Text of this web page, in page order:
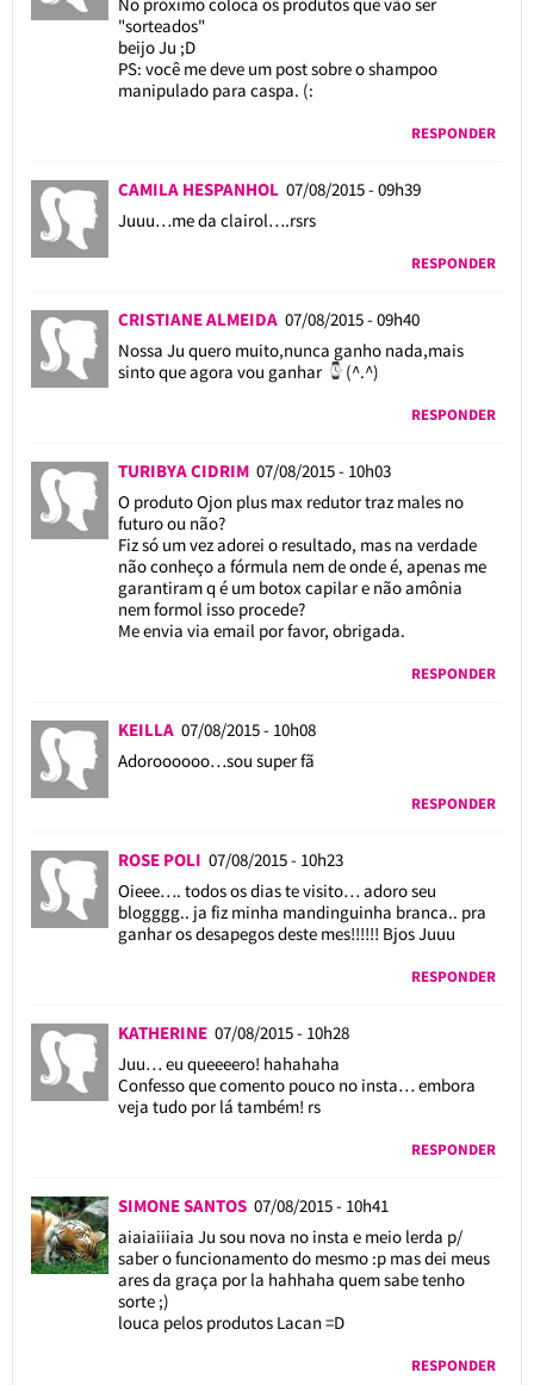
"sorteados"
beijo Ju ;D
PS: você me deve um post sobre o shampoo
manipulado para caspa. (:
RESPONDER
CAMILA HESPANHOL 07/08/2015 - 09h39
Juuu…me da clairol….rsrs
RESPONDER
CRISTIANE ALMEIDA 07/08/2015 - 09h40
Nossa Ju quero muito,nunca ganho nada,mais
sinto que agora vou ganhar
(^.^)
RESPONDER
TURIBYA CIDRIM 07/08/2015 - 10h03
O produto Ojon plus max redutor traz males no
futuro ou não?
Fiz só um vez adorei o resultado, mas na verdade
não conheço a fórmula nem de onde é, apenas me
garantiram q é um botox capilar e não amônia
nem formol isso procede?
Me envia via email por favor, obrigada.
RESPONDER
KEILLA 07/08/2015 - 10h08
Adoroooooo…sou super fã
RESPONDER
ROSE POLI 07/08/2015 - 10h23
Oieee…. todos os dias te visito… adoro seu
blogggg.. ja fiz minha mandinguinha branca.. pra
ganhar os desapegos deste mes!!!!!! Bjos Juuu
RESPONDER
KATHERINE 07/08/2015 - 10h28
Juu… eu queeeero! hahahaha
Confesso que comento pouco no insta… embora
veja tudo por lá também! rs
RESPONDER
SIMONE SANTOS 07/08/2015 - 10h41
aiaiaiiiaia Ju sou nova no insta e meio lerda p/
saber o funcionamento do mesmo :p mas dei meus
ares da graça por la hahhaha quem sabe tenho
sorte ;)
louca pelos produtos Lacan =D
RESPONDER